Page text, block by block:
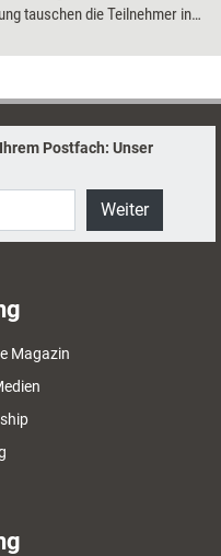
tauschen die Teilnehmer in
ein paar Tools
Postfach: Unser
Weiter
Magazin